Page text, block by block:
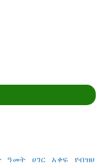
ዓመት ሀገር አቀፍ የብዝሀ